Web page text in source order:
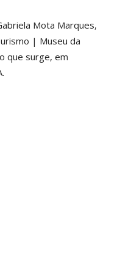
Mota Marques,
| Museu da
que surge, em